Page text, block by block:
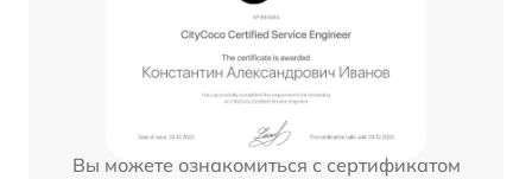
Вы можете ознакомиться с сертификатом